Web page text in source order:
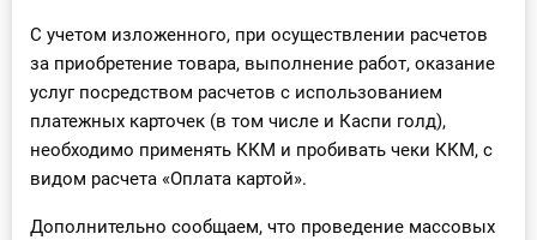
С учетом изложенного, при осуществлении расчетов
за приобретение товара, выполнение работ, оказание
услуг посредством расчетов с использованием
платежных карточек (в том числе и Каспи голд),
необходимо применять ККМ и пробивать чеки ККМ, с
видом расчета «Оплата картой».
Дополнительно сообщаем, что проведение массовых